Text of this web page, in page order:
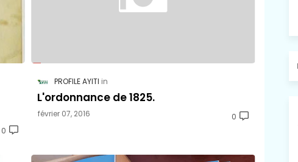
0
PROFILE AYITI
L'ordonnance de 1825.
février 07, 2016 0